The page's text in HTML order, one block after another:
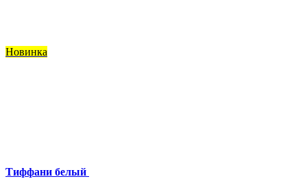
Новинка
Тиффани белый